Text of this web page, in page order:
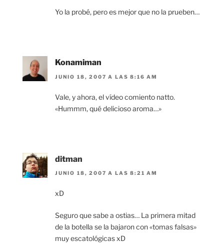
Yo la probé, pero es mejor que no la prueben…
Konamiman
JUNIO 18, 2007 A LAS 8:16 AM
Vale, y ahora, el vídeo comiento natto.
«Hummm, qué delicioso aroma…»
ditman
JUNIO 18, 2007 A LAS 8:21 AM
xD
Seguro que sabe a ostias… La primera mitad
de la botella se la bajaron con «tomas falsas»
muy escatológicas xD